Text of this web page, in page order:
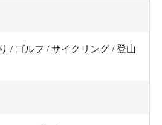
/ ゴルフ / サイクリング / 登山